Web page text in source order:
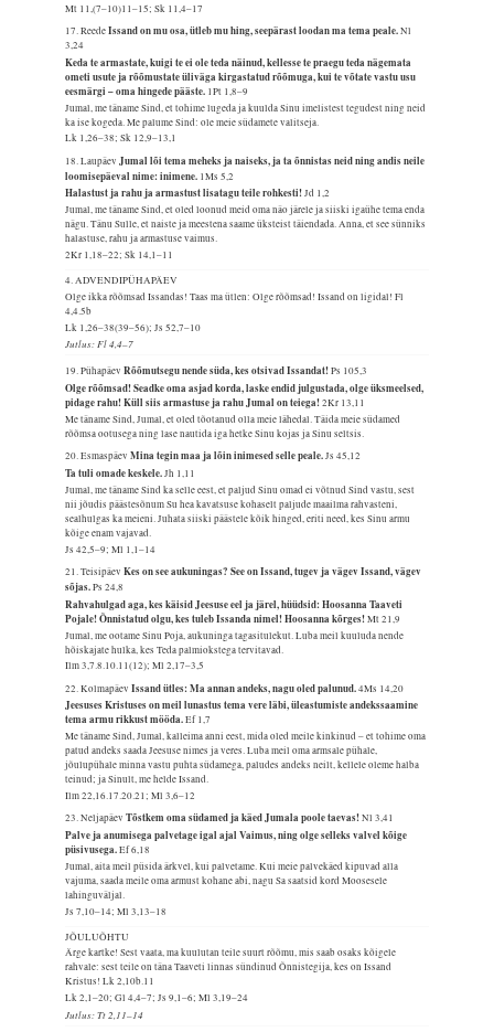
Mt 11,(7–10)11–15; Sk 11,4–17
17. ReedeIssand on mu osa, ütleb mu hing, seepärast loodan ma tema peale.Nl
3,24
Keda te armastate, kuigi te ei ole teda näinud, kellesse te praegu teda nägemata
ometi usute ja rõõmustate üliväga kirgastatud rõõmuga, kui te võtate vastu usu
eesmärgi – oma hingede pääste. 1Pt 1,8–9
Jumal, me täname Sind, et tohime lugeda ja kuulda Sinu imelistest tegudest ning neid
ka ise kogeda. Me palume Sind: ole meie südamete valitseja.
Lk 1,26–38; Sk 12,9–13,1
18. LaupäevJumal lõi tema meheks ja naiseks, ja ta õnnistas neid ning andis neile
loomisepäeval nime: inimene. 1Ms 5,2
Halastust ja rahu ja armastust lisatagu teile rohkesti!Jd 1,2
Jumal, me täname Sind, et oled loonud meid oma näo järele ja siiski igaühe tema enda
nägu. Tänu Sulle, et naiste ja meestena saame üksteist täiendada. Anna, et see sünniks
halastuse, rahu ja armastuse vaimus.
2Kr 1,18–22; Sk 14,1–11
4. ADVENDIPÜHAPÄEV
Olge ikka rõõmsad Issandas! Taas ma ütlen: Olge rõõmsad! Issand on ligidal!Fl
4,4.5b
Lk 1,26–38(39–56); Js 52,7–10
Jutlus: Fl 4,4–7
19. PühapäevRõõmutsegu nende süda, kes otsivad Issandat!Ps 105,3
Olge rõõmsad! Seadke oma asjad korda, laske endid julgustada, olge üksmeelsed,
pidage rahu! Küll siis armastuse ja rahu Jumal on teiega!2Kr 13,11
Me täname Sind, Jumal, et oled tõotanud olla meie lähedal. Täida meie südamed
rõõmsa ootusega ning lase nautida iga hetke Sinu kojas ja Sinu seltsis.
20. EsmaspäevMina tegin maa ja lõin inimesed selle peale.Js 45,12
Ta tuli omade keskele.Jh 1,11
Jumal, me täname Sind ka selle eest, et paljud Sinu omad ei võtnud Sind vastu, sest
nii jõudis päästesõnum Su hea kavatsuse kohaselt paljude maailma rahvasteni,
sealhulgas ka meieni. Juhata siiski päästele kõik hinged, eriti need, kes Sinu armu
kõige enam vajavad.
Js 42,5–9; Ml 1,1–14
21. TeisipäevKes on see aukuningas? See on Issand, tugev ja vägev Issand, vägev
sõjas.Ps 24,8
Rahvahulgad aga, kes käisid Jeesuse eel ja järel, hüüdsid: Hoosanna Taaveti
Pojale! Õnnistatud olgu, kes tuleb Issanda nimel! Hoosanna kõrges!Mt 21,9
Jumal, me ootame Sinu Poja, aukuninga tagasitulekut. Luba meil kuuluda nende
hõiskajate hulka, kes Teda palmiokstega tervitavad.
Ilm 3,7.8.10.11(12); Ml 2,17–3,5
22. KolmapäevIssand ütles: Ma annan andeks, nagu oled palunud.4Ms 14,20
Jeesuses Kristuses on meil lunastus tema vere läbi, üleastumiste andekssaamine
tema armu rikkust mööda.Ef 1,7
Me täname Sind, Jumal, kalleima anni eest, mida oled meile kinkinud – et tohime oma
patud andeks saada Jeesuse nimes ja veres. Luba meil oma armsale pühale,
jõulupühale minna vastu puhta südamega, paludes andeks neilt, kellele oleme halba
teinud; ja Sinult, me helde Issand.
Ilm 22,16.17.20.21; Ml 3,6–12
23. NeljapäevTõstkem oma südamed ja käed Jumala poole taevas!Nl 3,41
Palve ja anumisega palvetage igal ajal Vaimus, ning olge selleks valvel kõige
püsivusega.Ef 6,18
Jumal, aita meil püsida ärkvel, kui palvetame. Kui meie palvekäed kipuvad alla
vajuma, saada meile oma armust kohane abi, nagu Sa saatsid kord Moosesele
lahinguväljal.
Js 7,10–14; Ml 3,13–18
JÕULUÕHTU
Ärge kartke! Sest vaata, ma kuulutan teile suurt rõõmu, mis saab osaks kõigele
rahvale: sest teile on täna Taaveti linnas sündinud Õnnistegija, kes on Issand
Kristus!Lk 2,10b.11
Lk 2,1–20; Gl 4,4–7; Js 9,1–6; Ml 3,19–24
Jutlus: Tt 2,11–14